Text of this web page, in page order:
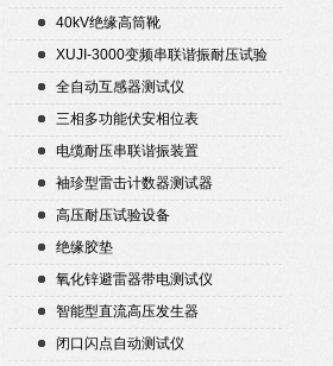
40kV绝缘高筒靴
XUJI-3000变频串联谐振耐压试验
装置
全自动互感器测试仪
三相多功能伏安相位表
电缆耐压串联谐振装置
袖珍型雷击计数器测试器
高压耐压试验设备
绝缘胶垫
氧化锌避雷器带电测试仪
智能型直流高压发生器
闭口闪点自动测试仪